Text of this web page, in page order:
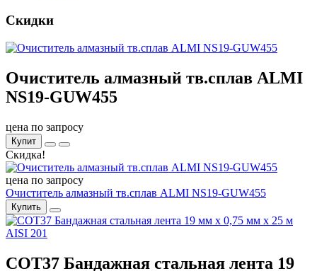
Скидки
Очиститель алмазный тв.сплав ALMI
NS19-GUW455
цена по запросу
Купит
Скидка!
цена по запросу
Очиститель алмазный тв.сплав ALMI NS19-GUW455
Купить
COT37 Бандажная стальная лента 19